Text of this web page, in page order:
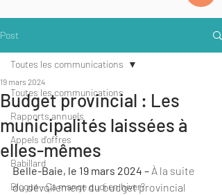
Post
Toutes les communications
Rapports annuels
Appels d'offres
Babillard
Blogue - Ça mange quoi en hiver?
Toutes les communications
Budget provincial : Les
municipalités laissées à
elles-mêmes
19 mars 2024
Belle-Baie, le 19 mars 2024 – À la suite
du dévoilement du budget provincial